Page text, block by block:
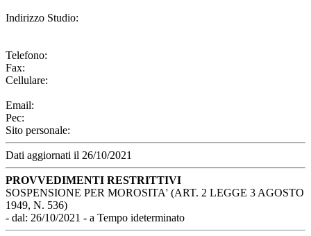
Indirizzo Studio:
Telefono:
Fax:
Cellulare:
Email:
Pec:
Sito personale:
Dati aggiornati il 26/10/2021
PROVVEDIMENTI RESTRITTIVI
SOSPENSIONE PER MOROSITA' (ART. 2 LEGGE 3 AGOSTO
1949, N. 536)
- dal: 26/10/2021 - a Tempo ideterminato